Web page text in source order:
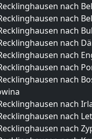
nach
nach
nach
nach
nach
nach
nach
nach
nach
nach